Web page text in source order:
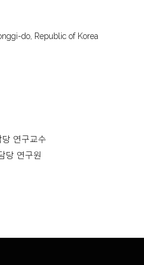
do, Republic of Korea
연구교수
당 연구원